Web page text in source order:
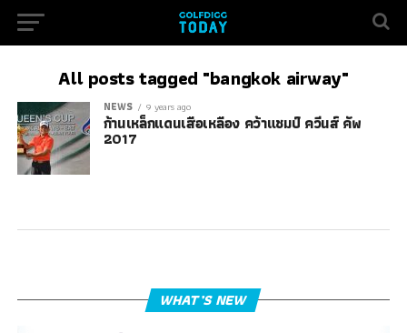
All posts tagged "bangkok airway"
NEWS 9 years ago
ก้านเหล็กแดนเสือเหลือง คว้าแชมป์ ควีนส์ คัพ
2017
WHAT’S NEW